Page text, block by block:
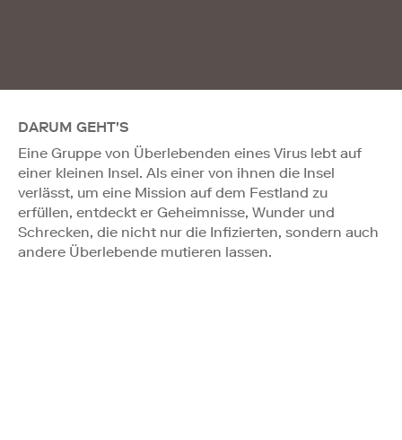
DARUM GEHT'S
Eine Gruppe von Überlebenden eines Virus lebt auf
einer kleinen Insel. Als einer von ihnen die Insel
verlässt, um eine Mission auf dem Festland zu
erfüllen, entdeckt er Geheimnisse, Wunder und
Schrecken, die nicht nur die Infizierten, sondern auch
andere Überlebende mutieren lassen.